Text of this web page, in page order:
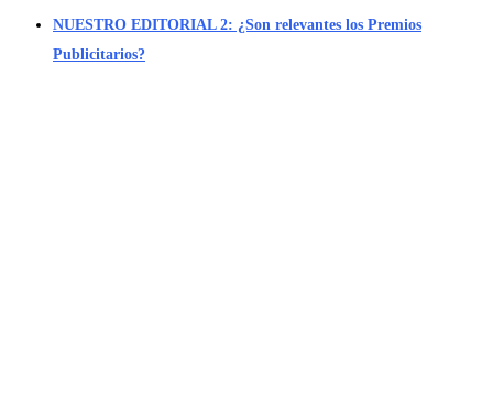
NUESTRO EDITORIAL 2: ¿Son relevantes los Premios
Publicitarios?